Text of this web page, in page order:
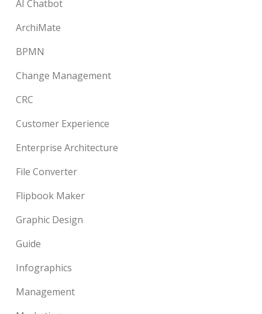
AI Chatbot
ArchiMate
BPMN
Change Management
CRC
Customer Experience
Enterprise Architecture
File Converter
Flipbook Maker
Graphic Design
Guide
Infographics
Management